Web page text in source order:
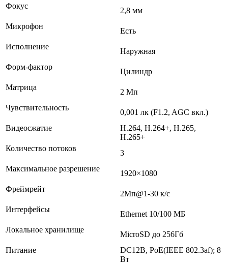
Фокус
2,8 мм
Микрофон
Есть
Исполнение
Наружная
Форм-фактор
Цилиндр
Матрица
2 Мп
Чувствительность
0,001 лк (F1.2, AGC вкл.)
Видеосжатие
H.264, H.264+, H.265,
H.265+
Количество потоков
3
Максимальное разрешение
1920×1080
Фреймрейт
2Мп@1-30 к/с
Интерфейсы
Ethernet 10/100 МБ
Локальное хранилище
MicroSD до 256Гб
Питание
DC12В, PoE(IEEE 802.3af); 8
Вт